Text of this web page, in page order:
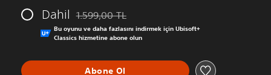
Dahil
Orijinal fiyat olan 1.599,00 TL üzerinden indirim
1.599,00 TL
Bu oyunu ve daha fazlasını indirmek için Ubisoft+
Classics hizmetine abone olun
Abone Ol